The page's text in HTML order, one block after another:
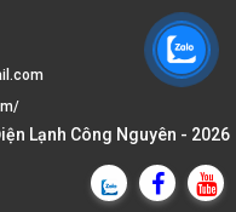
Lạnh Công Nguyên - 2026